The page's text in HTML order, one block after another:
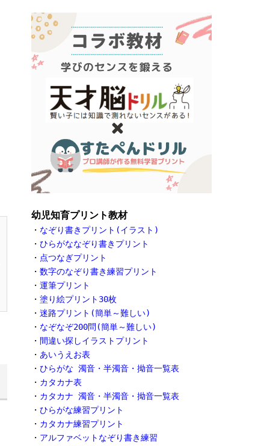
幼児知育プリント教材
・ なぞり書きプリント(イラスト)
・ ひらがななぞり書きプリント
・ 点つなぎプリント
・ 数字のなぞり書き練習プリント
・ 運筆プリント
・ 塗り絵プリント30枚
・ 迷路プリント(簡単～難しい)
・ なぞなぞ200問(簡単～難しい)
・ 間違い探しイラストプリント
・ あいうえお表
・ ひらがな 濁音・半濁音・拗音一覧表
・ カタカナ表
・ カタカナ 濁音・半濁音・拗音一覧表
・ ひらがな練習プリント
・ カタカナ練習プリント
・ アルファベットなぞり書き練習